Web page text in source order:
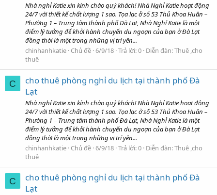
Nhà nghỉ Katie xin kính chào quý khách! Nhà Nghỉ Katie hoạt động
24/7 với thiết kế chất lượng 1 sao. Tọa lạc ở số 53 Thủ Khoa Huân –
Phường 1 – Trung tâm thành phố Đà Lạt, Nhà Nghỉ Katie là một
điểm lý tưởng để khởi hành chuyến du ngoạn của bạn ở Đà Lạt
đồng thời là một trong những vị trí yên...
chinhanhkatie Chủ đề 6/9/18 Trả lời: 0 Diễn đàn:Thuê ,cho
thuê
C
cho thuê phòng nghỉ du lịch tại thành phố Đà
Lạt
Nhà nghỉ Katie xin kính chào quý khách! Nhà Nghỉ Katie hoạt động
24/7 với thiết kế chất lượng 1 sao. Tọa lạc ở số 53 Thủ Khoa Huân –
Phường 1 – Trung tâm thành phố Đà Lạt, Nhà Nghỉ Katie là một
điểm lý tưởng để khởi hành chuyến du ngoạn của bạn ở Đà Lạt
đồng thời là một trong những vị trí yên...
chinhanhkatie Chủ đề 6/9/18 Trả lời: 0 Diễn đàn:Thuê ,cho
thuê
C
cho thuê phòng nghỉ du lịch tại thành phố Đà
Lạt